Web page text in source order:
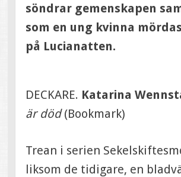
söndrar gemenskapen
som en ung kvinna
på Lucianatten.
DECKARE. Katarina
är död(Bookmark)
Trean i serien
liksom de tidigare, en